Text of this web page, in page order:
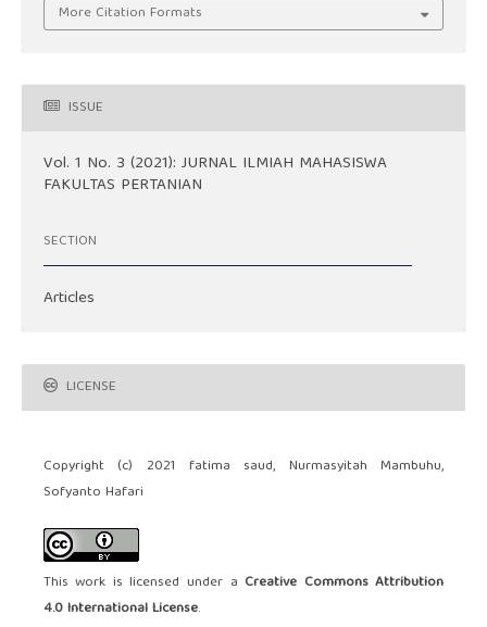
More Citation Formats
ISSUE
Vol. 1 No. 3 (2021): JURNAL ILMIAH MAHASISWA
FAKULTAS PERTANIAN
SECTION
Articles
LICENSE
Copyright (c) 2021 fatima saud, Nurmasyitah Mambuhu,
Sofyanto Hafari
This work is licensed under a Creative Commons Attribution
4.0 International License.